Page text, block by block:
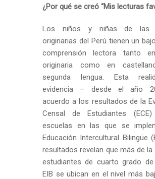
¿Por qué se creó “Mis lecturas
Los niños y niñas de las
originarias del Perú tienen un
comprensión lectora tanto
originaria como en
segunda lengua. Esta
evidencia – desde el año
acuerdo a los resultados de la
Censal de Estudiantes
escuelas en las que se
Educación Intercultural Bilingüe
resultados revelan que más de la
estudiantes de cuarto grado de
EIB se ubican en el nivel más